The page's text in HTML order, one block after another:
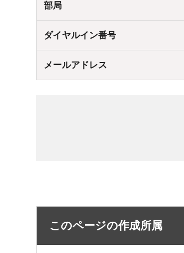
部局
ダイヤルイン番号
メールアドレス
このページの作成所属